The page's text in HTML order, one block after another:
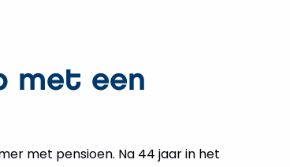
met een
met pensioen. Na 44 jaar in het